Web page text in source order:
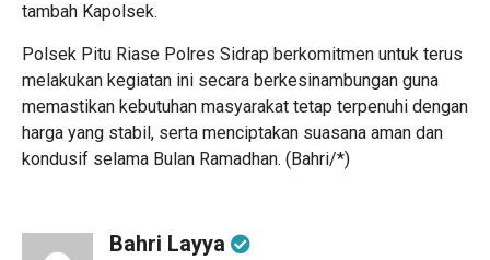
tambah Kapolsek.
Polsek Pitu Riase Polres Sidrap berkomitmen untuk terus
melakukan kegiatan ini secara berkesinambungan guna
memastikan kebutuhan masyarakat tetap terpenuhi dengan
harga yang stabil, serta menciptakan suasana aman dan
kondusif selama Bulan Ramadhan. (Bahri/*)
Bahri Layya